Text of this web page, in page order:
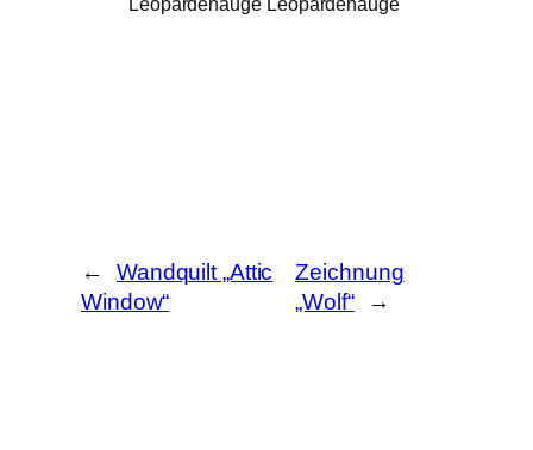
←
Wandquilt „Attic
Window“
Zeichnung
„Wolf“
→